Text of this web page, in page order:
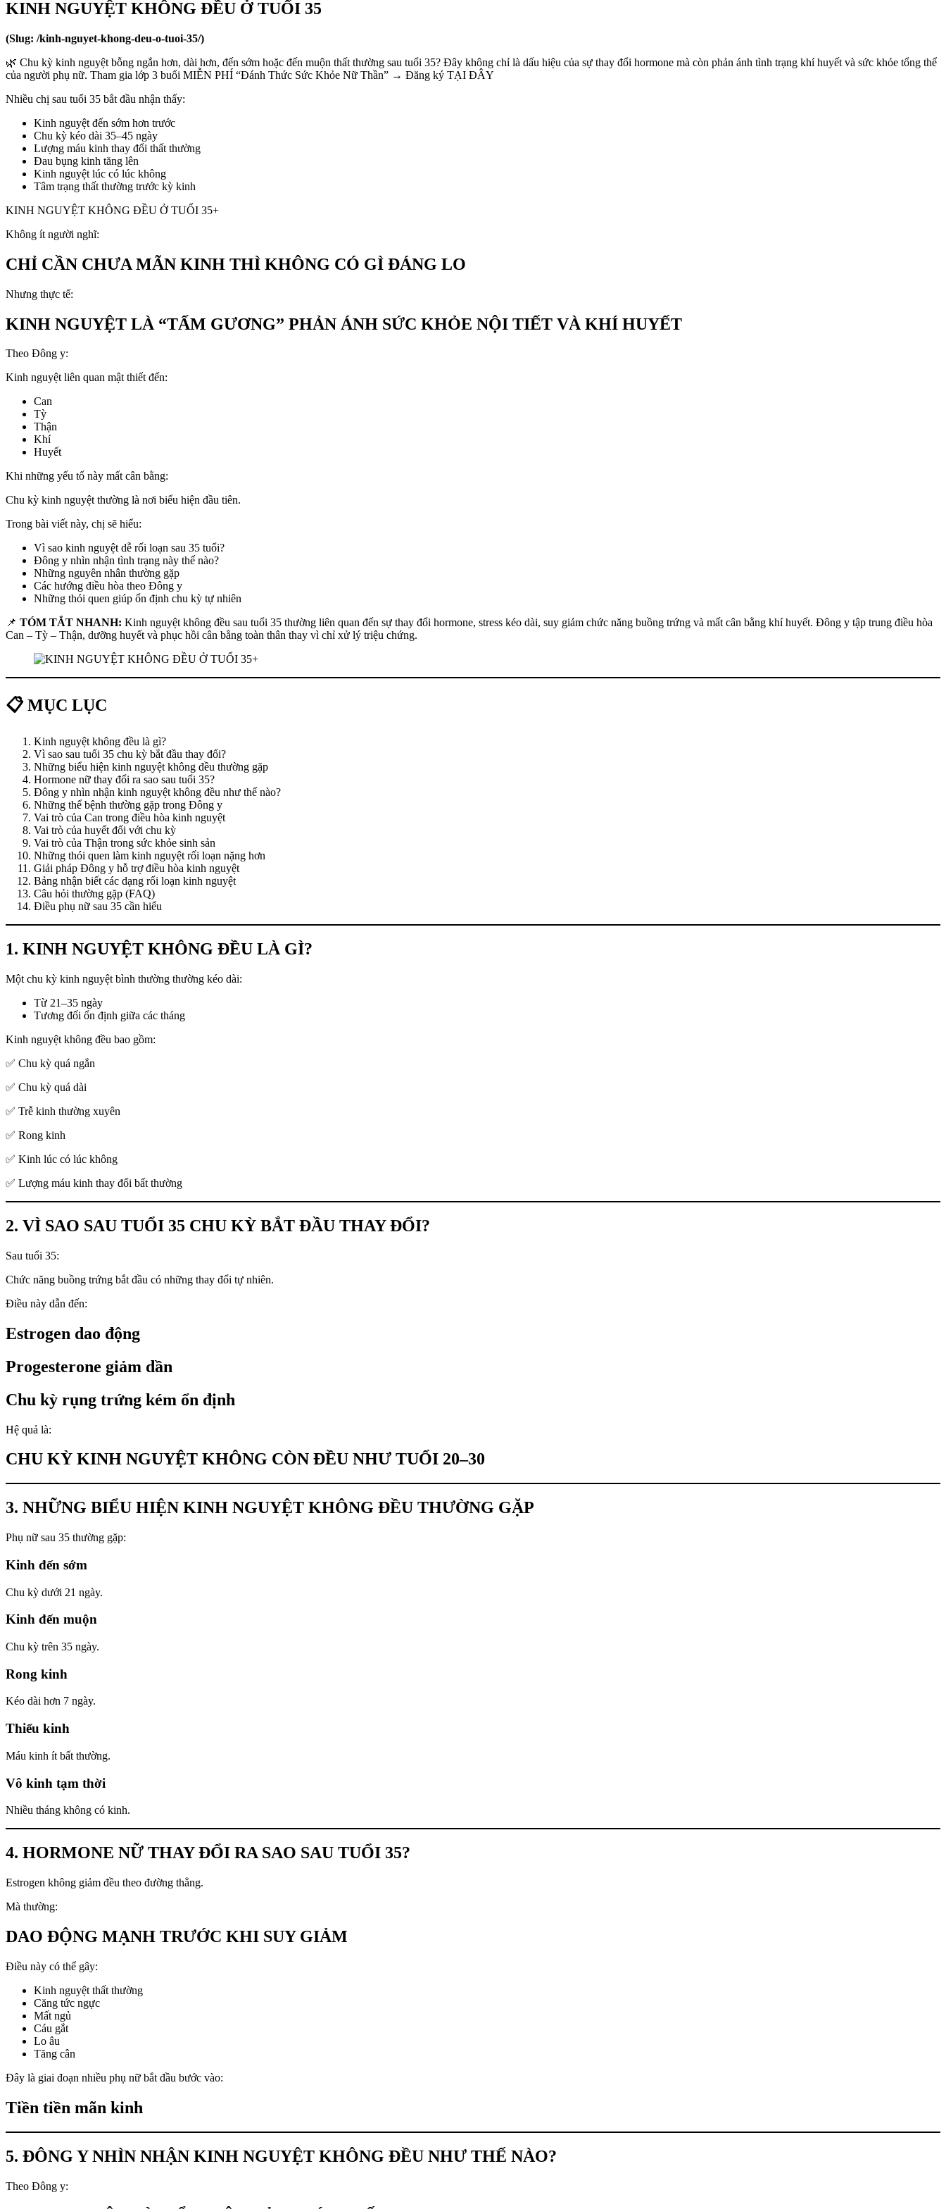
KINH NGUYỆT KHÔNG ĐỀU Ở TUỔI 35
(Slug: /kinh-nguyet-khong-deu-o-tuoi-35/)
🌿 Chu kỳ kinh nguyệt bỗng ngắn hơn, dài hơn, đến sớm hoặc đến muộn thất thường sau tuổi 35? Đây không chỉ là dấu hiệu của sự thay đổi hormone mà còn phản ánh tình trạng khí huyết và sức khỏe tổng thể
của người phụ nữ. Tham gia lớp 3 buổi MIỄN PHÍ “Đánh Thức Sức Khỏe Nữ Thần” → Đăng ký TẠI ĐÂY
Nhiều chị sau tuổi 35 bắt đầu nhận thấy:
Kinh nguyệt đến sớm hơn trước
Chu kỳ kéo dài 35–45 ngày
Lượng máu kinh thay đổi thất thường
Đau bụng kinh tăng lên
Kinh nguyệt lúc có lúc không
Tâm trạng thất thường trước kỳ kinh
KINH NGUYỆT KHÔNG ĐỀU Ở TUỔI 35+
Không ít người nghĩ:
CHỈ CẦN CHƯA MÃN KINH THÌ KHÔNG CÓ GÌ ĐÁNG LO
Nhưng thực tế:
KINH NGUYỆT LÀ “TẤM GƯƠNG” PHẢN ÁNH SỨC KHỎE NỘI TIẾT VÀ KHÍ HUYẾT
Theo Đông y:
Kinh nguyệt liên quan mật thiết đến:
Can
Tỳ
Thận
Khí
Huyết
Khi những yếu tố này mất cân bằng:
Chu kỳ kinh nguyệt thường là nơi biểu hiện đầu tiên.
Trong bài viết này, chị sẽ hiểu:
Vì sao kinh nguyệt dễ rối loạn sau 35 tuổi?
Đông y nhìn nhận tình trạng này thế nào?
Những nguyên nhân thường gặp
Các hướng điều hòa theo Đông y
Những thói quen giúp ổn định chu kỳ tự nhiên
📌 TÓM TẮT NHANH: Kinh nguyệt không đều sau tuổi 35 thường liên quan đến sự thay đổi hormone, stress kéo dài, suy giảm chức năng buồng trứng và mất cân bằng khí huyết. Đông y tập trung điều hòa
Can – Tỳ – Thận, dưỡng huyết và phục hồi cân bằng toàn thân thay vì chỉ xử lý triệu chứng.
📋 MỤC LỤC
Kinh nguyệt không đều là gì?
Vì sao sau tuổi 35 chu kỳ bắt đầu thay đổi?
Những biểu hiện kinh nguyệt không đều thường gặp
Hormone nữ thay đổi ra sao sau tuổi 35?
Đông y nhìn nhận kinh nguyệt không đều như thế nào?
Những thể bệnh thường gặp trong Đông y
Vai trò của Can trong điều hòa kinh nguyệt
Vai trò của huyết đối với chu kỳ
Vai trò của Thận trong sức khỏe sinh sản
Những thói quen làm kinh nguyệt rối loạn nặng hơn
Giải pháp Đông y hỗ trợ điều hòa kinh nguyệt
Bảng nhận biết các dạng rối loạn kinh nguyệt
Câu hỏi thường gặp (FAQ)
Điều phụ nữ sau 35 cần hiểu
1. KINH NGUYỆT KHÔNG ĐỀU LÀ GÌ?
Một chu kỳ kinh nguyệt bình thường thường kéo dài:
Từ 21–35 ngày
Tương đối ổn định giữa các tháng
Kinh nguyệt không đều bao gồm:
✅ Chu kỳ quá ngắn
✅ Chu kỳ quá dài
✅ Trễ kinh thường xuyên
✅ Rong kinh
✅ Kinh lúc có lúc không
✅ Lượng máu kinh thay đổi bất thường
2. VÌ SAO SAU TUỔI 35 CHU KỲ BẮT ĐẦU THAY ĐỔI?
Sau tuổi 35:
Chức năng buồng trứng bắt đầu có những thay đổi tự nhiên.
Điều này dẫn đến:
Estrogen dao động
Progesterone giảm dần
Chu kỳ rụng trứng kém ổn định
Hệ quả là:
CHU KỲ KINH NGUYỆT KHÔNG CÒN ĐỀU NHƯ TUỔI 20–30
3. NHỮNG BIỂU HIỆN KINH NGUYỆT KHÔNG ĐỀU THƯỜNG GẶP
Phụ nữ sau 35 thường gặp:
Kinh đến sớm
Chu kỳ dưới 21 ngày.
Kinh đến muộn
Chu kỳ trên 35 ngày.
Rong kinh
Kéo dài hơn 7 ngày.
Thiểu kinh
Máu kinh ít bất thường.
Vô kinh tạm thời
Nhiều tháng không có kinh.
4. HORMONE NỮ THAY ĐỔI RA SAO SAU TUỔI 35?
Estrogen không giảm đều theo đường thẳng.
Mà thường:
DAO ĐỘNG MẠNH TRƯỚC KHI SUY GIẢM
Điều này có thể gây:
Kinh nguyệt thất thường
Căng tức ngực
Mất ngủ
Cáu gắt
Lo âu
Tăng cân
Đây là giai đoạn nhiều phụ nữ bắt đầu bước vào:
Tiền tiền mãn kinh
5. ĐÔNG Y NHÌN NHẬN KINH NGUYỆT KHÔNG ĐỀU NHƯ THẾ NÀO?
Theo Đông y: